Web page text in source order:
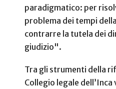
paradigmatico: per
problema dei tempi
contrarre la tutela dei
giudizio".
Tra gli strumenti della
Collegio legale